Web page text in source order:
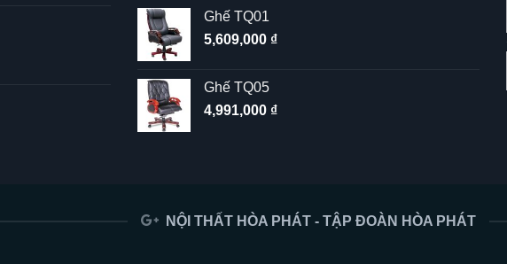
Ghế TQ01
5,609,000 ₫
Ghế TQ05
4,991,000 ₫
NỘI THẤT HÒA PHÁT - TẬP ĐOÀN HÒA PHÁT